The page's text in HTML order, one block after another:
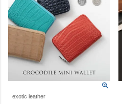
exotic leather